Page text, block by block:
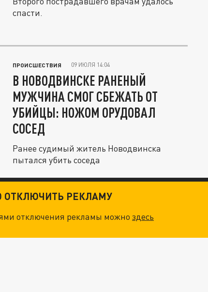
спасти.
ПРОИСШЕСТВИЯ 09 ИЮЛЯ 14:04
В НОВОДВИНСКЕ РАНЕНЫЙ
МУЖЧИНА СМОГ СБЕЖАТЬ ОТ
УБИЙЦЫ: НОЖОМ ОРУДОВАЛ
СОСЕД
Ранее судимый житель Новодвинска
пытался убить соседа
ОТКЛЮЧИТЬ РЕКЛАМУ
отключения рекламы можноздесь